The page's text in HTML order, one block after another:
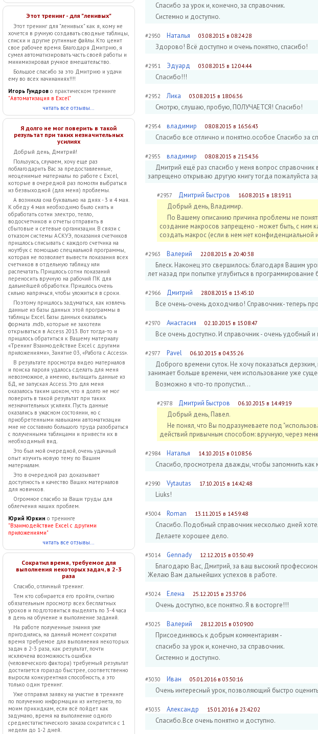
Этот тренинг - для "ленивых"
Этот тренинг для "ленивых" как я, кому не
хочется в ручную создавать сводные таблицы,
списки и другие рутинные файлы. Кто ценит
свое рабочее время. Благодаря Дмитрию, я
сумел автоматизировать часть своей работы и
минимизировал ручное вмешательство.
Большое спасибо за это Дмитрию и удачи
ему во всех начинаниях!!!!
Игорь Гундров о практическом тренинге
"Автоматизация в Excel"
читать все отзывы...
Я долго не мог поверить в такой
результат при таких незначительных
усилиях
Добрый день, Дмитрий!
Пользуясь, случаем, хочу еще раз
поблагодарить Вас за предоставленные,
неоценимые материалы по работе с Excel,
которые в очередной раз помогли выбраться
из безвыходной (для меня) проблемы.
А возникла она буквально на днях - 3 и 4 мая.
К обеду 4 мая необходимо было снять и
обработать сотни электро, тепло,
водосчетчиков и отчеты отправить в
сбытовые и сетевые организации. В связи с
отказом системы АСКУЭ, показания счетчиков
пришлось списывать с каждого счетчика на
ноутбук с помощью специальной программы,
которая не позволяет вывести показания всех
счетчиков в отдельную таблицу или
распечатать. Пришлось сотни показаний
переносить вручную на рабочий ПК для
дальнейшей обработки. Пришлось очень
сильно напрячься, чтобы уложиться в сроки.
Поэтому пришлось задуматься, как извлечь
данные из базы данных этой программы в
таблицы Excel. Базы данных оказались
формата .mdb, которые не захотели
открываться в Access 2013. Вот тогда-то и
пришлось обратиться к Вашему материалу
«Тренинг Взаимодействие Excel с другими
приложениями», Занятие 03, «Работа с Access».
В результате просмотра видео материалов
и поиска пароля удалось сделать для меня
невозможное, а именно, вытащить данные из
БД, не запуская Access. Это для меня
оказалось таким шоком, что я долго не мог
поверить в такой результат при таких
незначительных усилиях. Пусть данные
оказались в ужасном состоянии, но с
приобретенными навыками автоматизации
мне не составило большого труда разобраться
с полученными таблицами и привести их в
необходимый вид.
Это был мой очередной, очень удачный
опыт изучить новую тему по Вашим
материалам.
Это в очередной раз доказывает
доступность и качество Ваших материалов
для новичков.
Огромное спасибо за Ваши труды для
облегчения наших проблем.
Юрий Юркин о тренинге
"Взаимодействие Excel с другими
приложениями"
читать все отзывы...
Сократил время, требуемое для
выполнения некоторых задач, в 2-3
раза
Спасибо, отличный тренинг.
Тем кто собирается его пройти, считаю
обязательным просмотр всех бесплатных
уроков и подготовиться выделять по 3-4 часа
в день на обучение и выполнение заданий.
На работе полученные знания уже
пригодились, на данный момент сократил
время требуемое для выполнения некоторых
задач в 2-3 раза, как результат, почти
исключена возможность ошибки
(человеческого фактора) требуемый результат
достигается гораздо быстрее, соответственно
выросла конкурентная способность, а это
только один тренинг.
Уже отправил заявку на участие в тренинге
по получению информации из интернета, по
моим прикидкам, если всё пойдет как
задумано, время на выполнение одного
среднестатистического заказа сократится с 1
недели до 1-2 дней.
Спасибо за урок и, конечно, за справочник.
Системно и доступно.
#2950 Наталья 03.08.2015 в 08:24:28
Здорово! Всё доступно и очень понятно, спасибо!
#2951 Эдуард 03.08.2015 в 12:04:44
Спасибо!!!
#2952 Лика 03.08.2015 в 18:06:36
Смотрю, слушаю, пробую, ПОЛУЧАЕТСЯ! Спасибо!
#2954 владимир 08.08.2015 в 16:56:43
Спасибо все отлично и понятно.особое Спасибо за
#2955 владимир 08.08.2015 в 21:54:36
Дмитрий ещё раз спасибо у меня вопрос справочник
запрещено открываю другую книгу тогда пожалуйста
#2957 Дмитрий Быстров 16.08.2015 в 18:19:11
Добрый день, Владимир.
По Вашему описанию причина проблемы не
создание макросов запрещено - может быть, с ним
создать макрос (если в нем нет конфиденциальной
#2963 Валерий 22.08.2015 в 20:40:38
Блеск. Наконец это свершилось: благодаря Вашим
лет назад при попытке углубиться в
#2966 Дмитрий 28.08.2015 в 13:45:10
Все очень-очень доходчиво! Справочник- теперь
#2970 Анастасия 02.10.2015 в 15:08:47
Все очень доступно. И справочник - очень удобный и
#2977 Pavel 06.10.2015 в 04:35:26
Доброго времени суток. Не хочу показаться
занимает больше времени, чем использование уже
Возможно я что-то пропустил...
#2978 Дмитрий Быстров 06.10.2015 в 14:49:19
Добрый день, Павел.
Не понял, что Вы подразумеваете под
действий привычным способом: вручную, через
#2984 Наталья 14.10.2015 в 01:08:56
Спасибо, просмотрела дважды, чтобы запомнить
#2990 Vytautas 17.10.2015 в 14:42:48
Liuks!
#3004 Roman 13.11.2015 в 14:59:48
Спасибо. Подобный справочник несколько дней
Делаете хорошее дело.
#3014 Gennady 12.12.2015 в 03:50:49
Благодарю Вас, Дмитрий, за ваш высокий
Желаю Вам дальнейших успехов в работе.
#3024 Елена 25.12.2015 в 23:37:06
Очень доступно, все понятно. Я в восторге!!!
#3025 Валерий 28.12.2015 в 03:09:00
Присоединяюсь к добрым комментариям -
спасибо за урок и, конечно, за справочник.
Системно и доступно.
#3030 Иван 05.01.2016 в 03:50:16
Очень интересный урок, позволяющий быстро
#3035 Александр 15.01.2016 в 23:42:02
Спасибо.Все очень понятно и доступно.